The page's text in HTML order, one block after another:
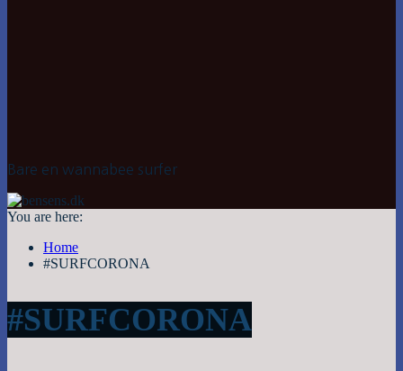
Bare en wannabee surfer
You are here:
Home
#SURFCORONA
#SURFCORONA